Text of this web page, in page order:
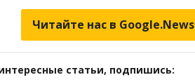
Читайте нас в Google.News
статьи, подпишись: